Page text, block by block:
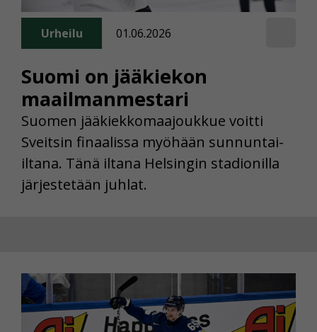
Suomi on jääkiekon
maailmanmestari
Urheilu 01.06.2026
Suomen jääkiekkomaajoukkue voitti
Sveitsin finaalissa myöhään sunnuntai-
iltana. Tänä iltana Helsingin stadionilla
järjestetään juhlat.